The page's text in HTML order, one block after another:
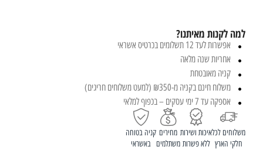
למה לקנות מאיתנו?
אפשרות לעד 12 תשלומים בכרטיס אשראי
אחריות שנה מלאה
קניה מאובטחת
משלוח חינם בקניה מ-₪350 (למעט משלוחים חריגים)
אספקה עד 7 ימי עסקים – בכפוף למלאי
משלוחים לכל
חלקי הארץ
איכות ושירות
ללא פשרות
מחירים
משתלמים
קניה בטוחה
באשראי